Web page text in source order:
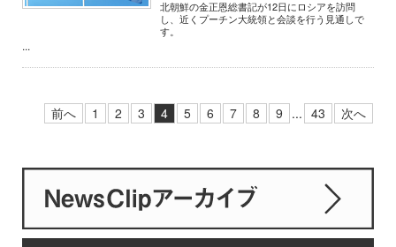
北朝鮮の金正恩総書記が12日にロシアを訪問
し、近くプーチン大統領と会談を行う見通しで
す。
...
前へ 1 2 3 4 5 6 7 8 9 ... 43 次へ